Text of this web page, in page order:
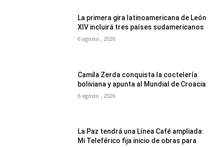
La primera gira latinoamericana de León
XIV incluirá tres países sudamericanos
6 agosto , 2026
Camila Zerda conquista la coctelería
boliviana y apunta al Mundial de Croacia
6 agosto , 2026
La Paz tendrá una Línea Café ampliada:
Mi Teleférico fija inicio de obras para